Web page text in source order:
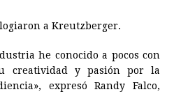
a Kreutzberger.
he conocido a pocos con
creatividad y pasión por la
expresó Randy Falco,